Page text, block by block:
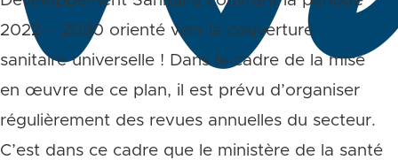
2022 – 2030 orienté vers la couverture
sanitaire universelle ! Dans le cadre de la mise
en œuvre de ce plan, il est prévu d’organiser
régulièrement des revues annuelles du secteur.
C’est dans ce cadre que le ministère de la santé